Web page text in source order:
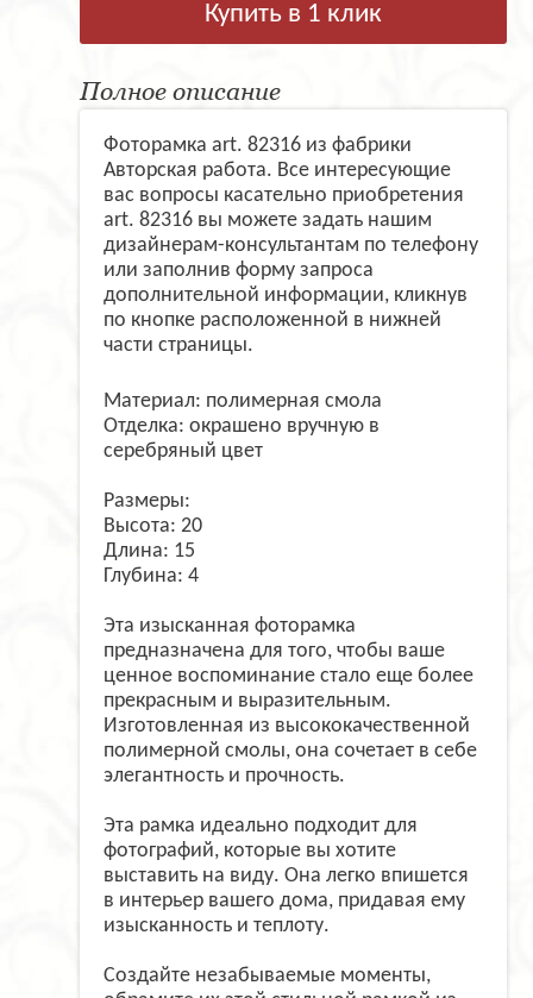
Купить в 1 клик
Полное описание
Фоторамка art. 82316 из фабрики
Авторская работа. Все интересующие
вас вопросы касательно приобретения
art. 82316 вы можете задать нашим
дизайнерам-консультантам по телефону
или заполнив форму запроса
дополнительной информации, кликнув
по кнопке расположенной в нижней
части страницы.
Материал: полимерная смола
Отделка: окрашено вручную в
серебряный цвет
Размеры:
Высота: 20
Длина: 15
Глубина: 4
Эта изысканная фоторамка
предназначена для того, чтобы ваше
ценное воспоминание стало еще более
прекрасным и выразительным.
Изготовленная из высококачественной
полимерной смолы, она сочетает в себе
элегантность и прочность.
Эта рамка идеально подходит для
фотографий, которые вы хотите
выставить на виду. Она легко впишется
в интерьер вашего дома, придавая ему
изысканность и теплоту.
Создайте незабываемые моменты,